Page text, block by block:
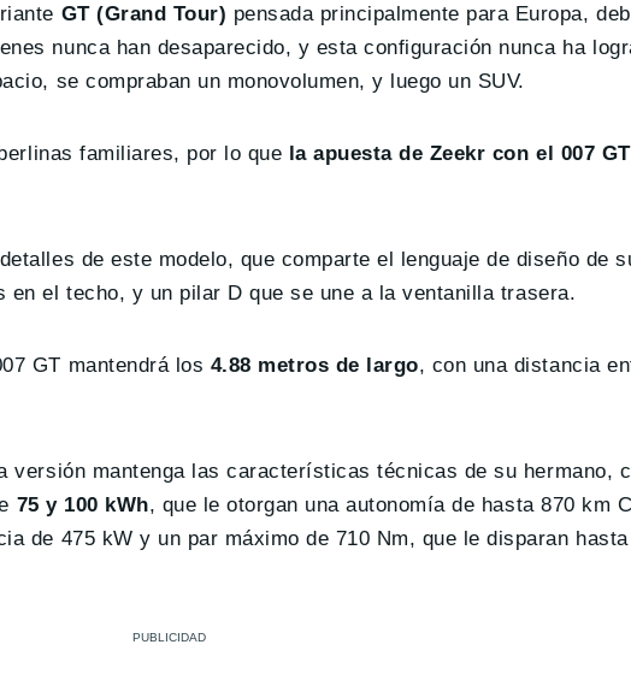
GT (Grand Tour) pensada principalmente para Europa,
nunca han desaparecido, y esta configuración nunca ha
se compraban un monovolumen, y luego un SUV.
familiares, por lo que la apuesta de Zeekr con el 007
de este modelo, que comparte el lenguaje de diseño de
en el techo, y un pilar D que se une a la ventanilla trasera.
GT mantendrá los 4.88 metros de largo, con una distancia
versión mantenga las características técnicas de su hermano,
75 y 100 kWh, que le otorgan una autonomía de hasta 870 km
de 475 kW y un par máximo de 710 Nm, que le disparan